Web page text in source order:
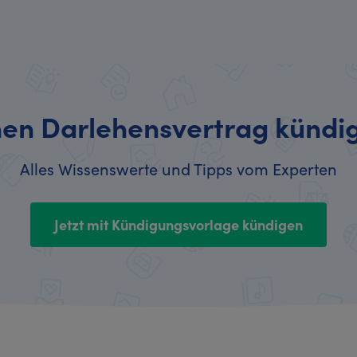
Darlehensvertrag
Alles Wissenswerte und Tipps vom Experten
Jetzt mit Kündigungsvorlage kündigen